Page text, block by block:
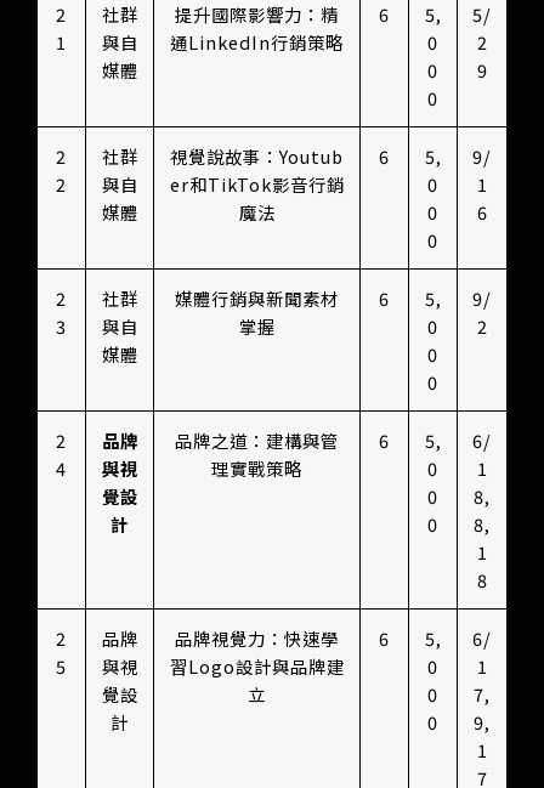
2
1
社群
與自
媒體
提升國際影響力：精
通LinkedIn行銷策略
6
5,
0
0
0
5/
2
9
2
2
社群
與自
媒體
視覺說故事：Youtub
er和TikTok影音行銷
魔法
6
5,
0
0
0
9/
1
6
2
3
社群
與自
媒體
媒體行銷與新聞素材
掌握
6
5,
0
0
0
9/
2
2
4
品牌
與視
覺設
計
品牌之道：建構與管
理實戰策略
6
5,
0
0
0
6/
1
8,
8,
1
8
2
5
品牌
與視
覺設
計
品牌視覺力：快速學
習Logo設計與品牌建
立
6
5,
0
0
0
6/
1
7,
9,
1
7